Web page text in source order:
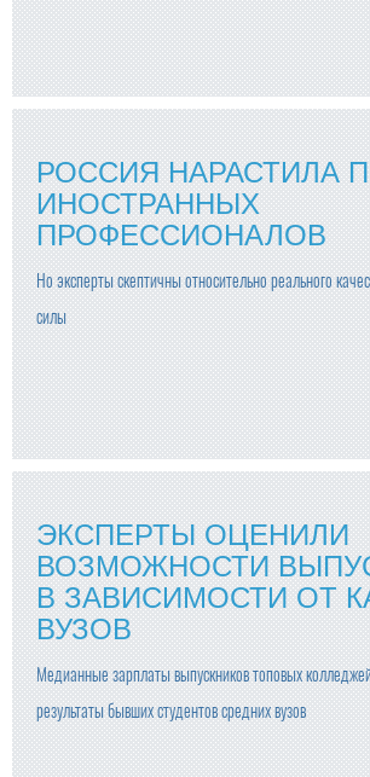
РОССИЯ НАРАСТИЛА
ИНОСТРАННЫХ
ПРОФЕССИОНАЛОВ
Но эксперты скептичны относительно реального
силы
ЭКСПЕРТЫ ОЦЕНИЛИ
ВОЗМОЖНОСТИ
В ЗАВИСИМОСТИ ОТ
ВУЗОВ
Медианные зарплаты выпускников топовых
результаты бывших студентов средних вузов